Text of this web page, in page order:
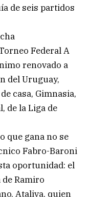
de seis partidos
Federal A
renovado a
del Uruguay,
casa, Gimnasia,
de la Liga de
que gana no se
Fabro-Baroni
oportunidad: el
Ramiro
Ataliva, quien